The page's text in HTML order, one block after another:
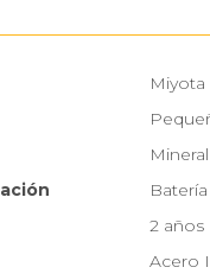
Miyota
Mineral
Batería
2 años
Acero